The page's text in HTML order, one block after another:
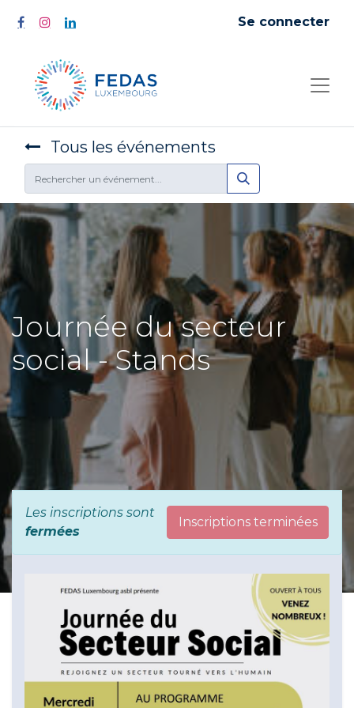
Se connecter
Tous les événements
Journée du secteur
social - Stands
Les inscriptions sont
fermées
Inscriptions terminées